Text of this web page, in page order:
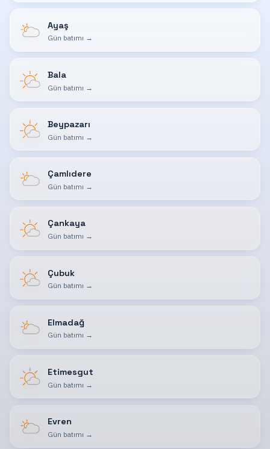
Ayaş
Gün batımı →
Bala
Gün batımı →
Beypazarı
Gün batımı →
Çamlıdere
Gün batımı →
Çankaya
Gün batımı →
Çubuk
Gün batımı →
Elmadağ
Gün batımı →
Etimesgut
Gün batımı →
Evren
Gün batımı →